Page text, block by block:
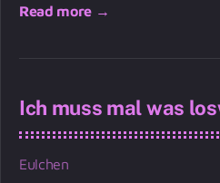
Read more →
Ich muss mal was
Eulchen